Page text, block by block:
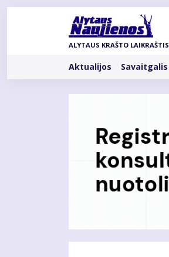
Pereiti
ALYTAUS KRAŠTO LAIKRAŠTIS
Rubrikos
Aktualijos Savaitgalis